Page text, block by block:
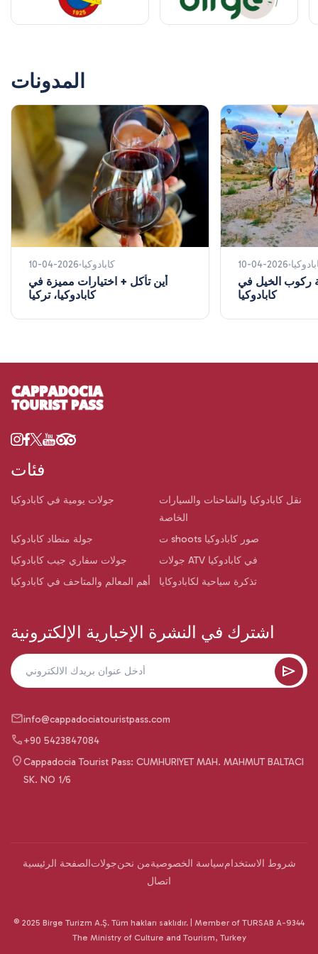
الفريق بسرعة لكل رسالة. شعرنا بالأمان وبتوجيه جيد طوال
المدونات
10-04-2026 كابادوكيا
أين تأكل + اختيارات مميزة في
كابادوكيا، تركيا
10-04-2026
الخيل في
كابادوكيا
فئات
جولات يومية في كابادوكيا
نقل كابادوكيا والشاحنات والسيارات
الخاصة
جولة منطاد كابادوكيا
ت shoots صور كابادوكيا
جولات سفاري جيب كابادوكيا
جولات ATV في كابادوكيا
أهم المعالم والمتاحف في كابادوكيا
تذكرة سياحية لكابادوكايا
اشترك في النشرة الإخبارية الإلكترونية
info@cappadociatouristpass.com
+90 5423847084
Cappadocia Tourist Pass: CUMHURIYET MAH. MAHMUT BALTACI
SK. NO 1/6
الصفحة الرئيسيةجولاتمن نحنسياسة الخصوصيةشروط الاستخدام
اتصال
© 2025 Birge Turizm A.Ş. Tüm hakları saklıdır. | Member of TURSAB A-9344
The Ministry of Culture and Tourism, Turkey